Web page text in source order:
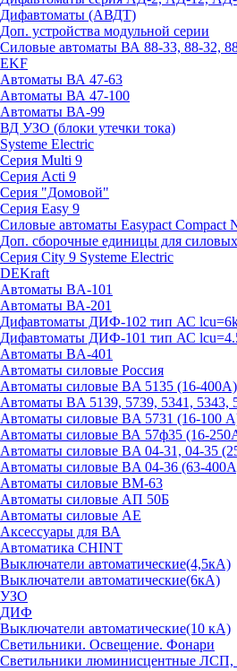
Дифавтоматы (АВДТ)
Доп. устройства модульной серии
Силовые автоматы ВА 88-33, 88-32,
EKF
Автоматы ВА 47-63
Автоматы ВА 47-100
Автоматы ВА-99
ВД УЗО (блоки утечки тока)
Systeme Electric
Серия Multi 9
Серия Acti 9
Серия "Домовой"
Серия Easy 9
Силовые автоматы Easypact Compact
Доп. сборочные единицы для
Серия City 9 Systeme Electric
DEKraft
Автоматы BA-101
Автоматы ВА-201
Дифавтоматы ДИФ-102 тип АС
Дифавтоматы ДИФ-101 тип АС
Автоматы BA-401
Автоматы силовые Россия
Автоматы силовые BA 5135 (16-400А)
Автоматы BA 5139, 5739, 5341, 5343,
Автоматы силовые BA 5731 (16-100
Автоматы силовые ВА 57ф35 (16-
Автоматы силовые BA 04-31, 04-35
Автоматы силовые BA 04-36 (63-
Автоматы силовые ВМ-63
Автоматы силовые АП 50Б
Автоматы силовые АЕ
Аксессуары для ВА
Автоматика CHINT
Выключатели автоматические(4,5кА)
Выключатели автоматические(6кА)
УЗО
ДИФ
Выключатели автоматические(10 кА)
Светильники. Освещение. Фонари
Светильники люминисцентные